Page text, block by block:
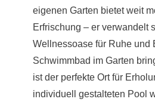
eigenen Garten bietet weit
Erfrischung – er verwandelt
Wellnessoase für Ruhe und
Schwimmbad im Garten
ist der perfekte Ort für
individuell gestalteten Pool